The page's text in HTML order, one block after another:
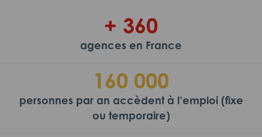
+ 360
agences en France
160 000
personnes par an accèdent à l’emploi (fixe
ou temporaire)